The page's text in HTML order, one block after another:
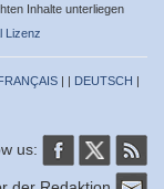
Inhalte unterliegen
Lizenz
| | DEUTSCH |
us: